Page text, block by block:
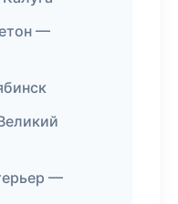
—
—